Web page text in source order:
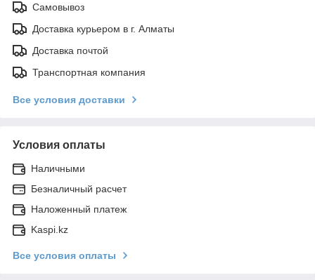
Самовывоз
Доставка курьером в г. Алматы
Доставка почтой
Транспортная компания
Все условия доставки
Условия оплаты
Наличными
Безналичный расчет
Наложенный платеж
Kaspi.kz
Все условия оплаты